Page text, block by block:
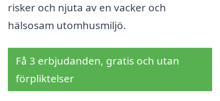
risker och njuta av en vacker och
hälsosam utomhusmiljö.
Få 3 erbjudanden, gratis och utan
förpliktelser